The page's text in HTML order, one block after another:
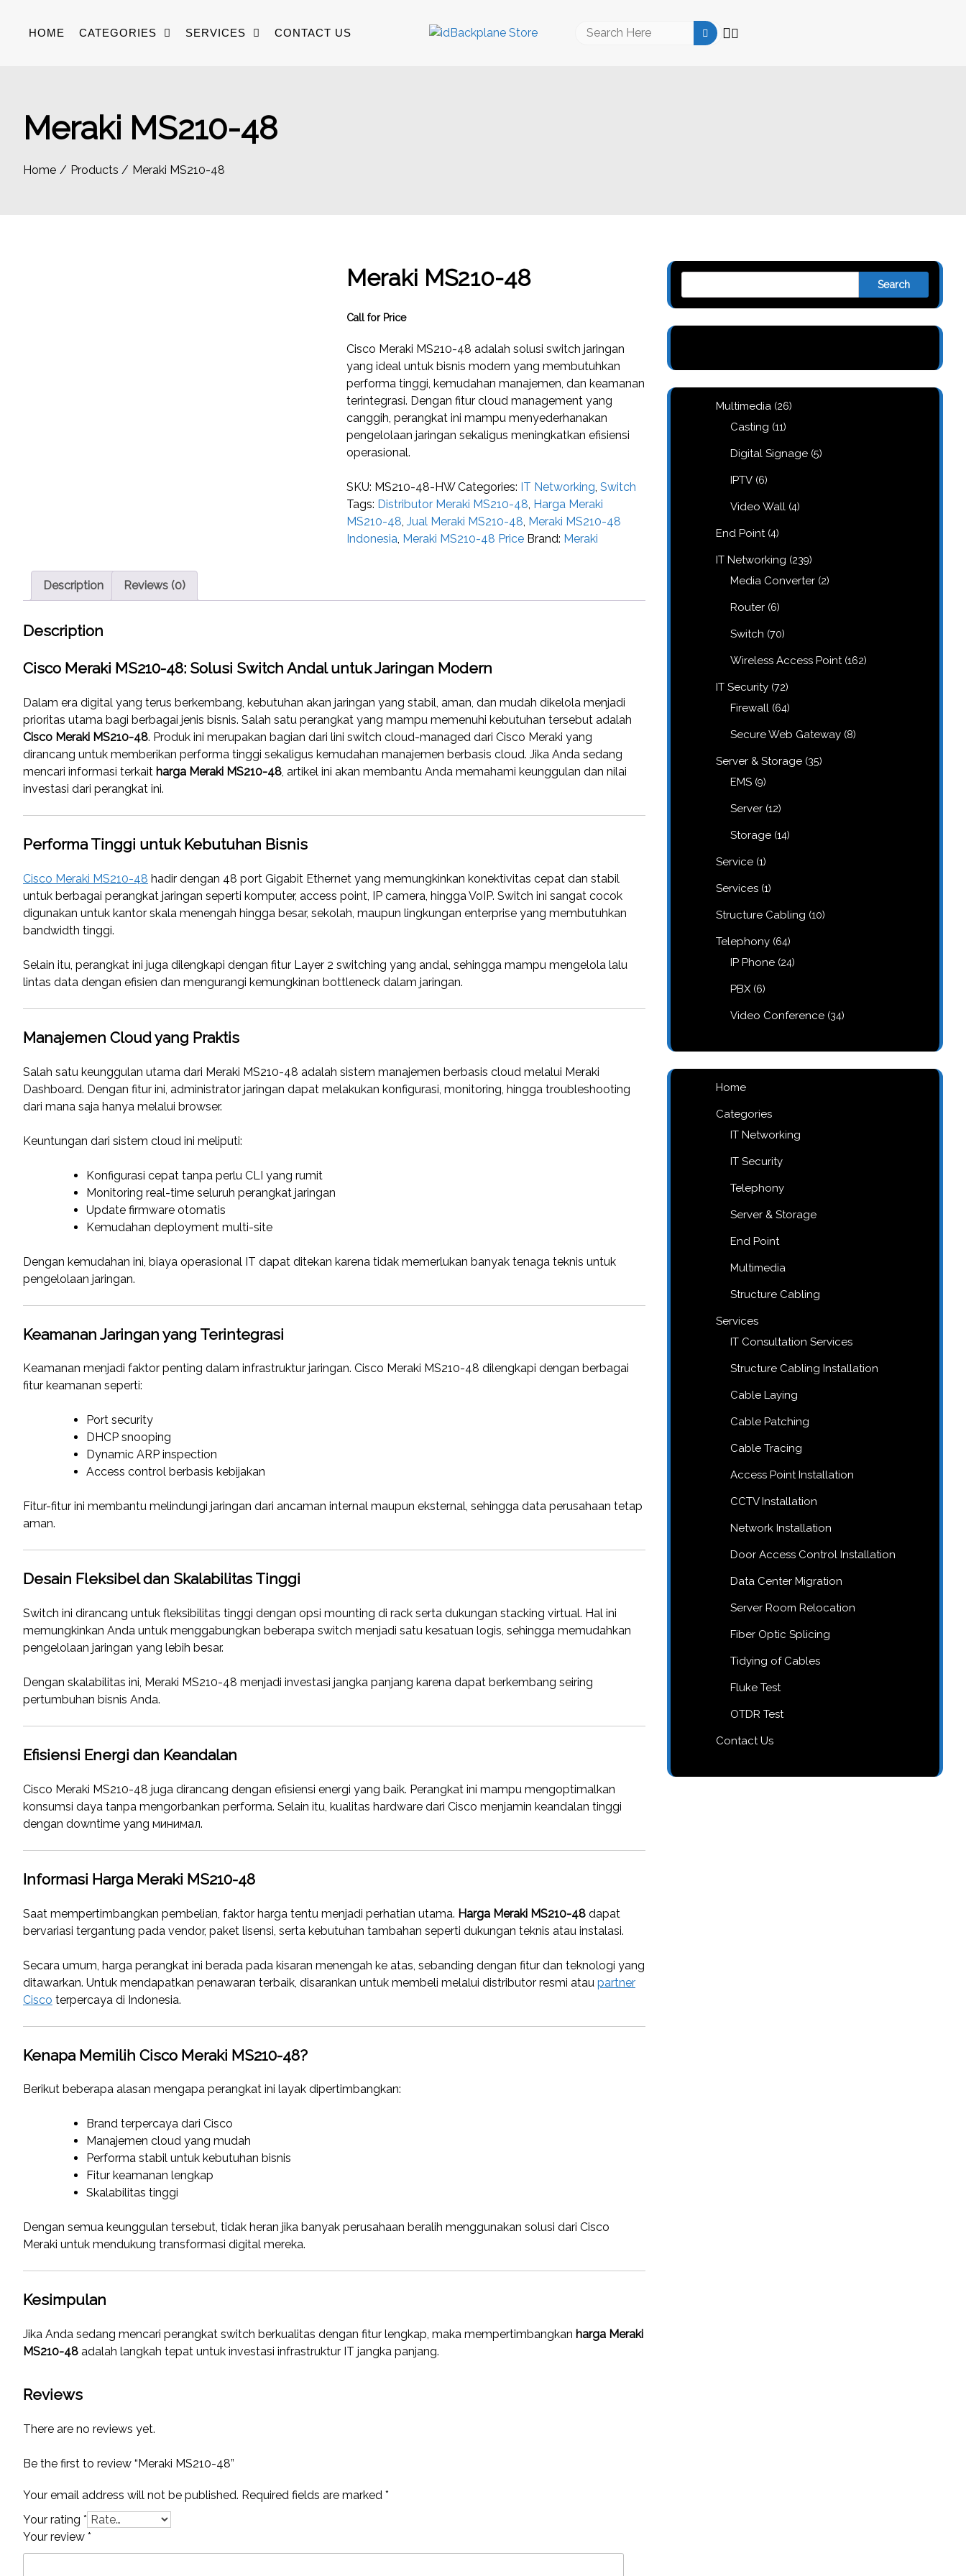
HOME CATEGORIES SERVICES CONTACT US
Search
Meraki MS210-48
Home Products Meraki MS210-48
Meraki MS210-48
Call for Price
Cisco Meraki MS210-48 adalah solusi switch jaringan
yang ideal untuk bisnis modern yang membutuhkan
performa tinggi, kemudahan manajemen, dan keamanan
terintegrasi. Dengan fitur cloud management yang
canggih, perangkat ini mampu menyederhanakan
pengelolaan jaringan sekaligus meningkatkan efisiensi
operasional.
SKU: MS210-48-HW Categories: IT Networking,Switch
Tags: Distributor Meraki MS210-48, Harga Meraki
MS210-48,Jual Meraki MS210-48, Meraki MS210-48
Indonesia, Meraki MS210-48 Price Brand: Meraki
Description Reviews (0)
Description
Cisco Meraki MS210-48: Solusi Switch Andal untuk Jaringan Modern
Dalam era digital yang terus berkembang, kebutuhan akan jaringan yang stabil, aman, dan mudah dikelola menjadi
prioritas utama bagi berbagai jenis bisnis. Salah satu perangkat yang mampu memenuhi kebutuhan tersebut adalah
Cisco Meraki MS210-48. Produk ini merupakan bagian dari lini switch cloud-managed dari Cisco Meraki yang
dirancang untuk memberikan performa tinggi sekaligus kemudahan manajemen berbasis cloud. Jika Anda sedang
mencari informasi terkait harga Meraki MS210-48, artikel ini akan membantu Anda memahami keunggulan dan nilai
investasi dari perangkat ini.
Performa Tinggi untuk Kebutuhan Bisnis
Cisco Meraki MS210-48 hadir dengan 48 port Gigabit Ethernet yang memungkinkan konektivitas cepat dan stabil
untuk berbagai perangkat jaringan seperti komputer, access point, IP camera, hingga VoIP. Switch ini sangat cocok
digunakan untuk kantor skala menengah hingga besar, sekolah, maupun lingkungan enterprise yang membutuhkan
bandwidth tinggi.
Selain itu, perangkat ini juga dilengkapi dengan fitur Layer 2 switching yang andal, sehingga mampu mengelola lalu
lintas data dengan efisien dan mengurangi kemungkinan bottleneck dalam jaringan.
Manajemen Cloud yang Praktis
Salah satu keunggulan utama dari Meraki MS210-48 adalah sistem manajemen berbasis cloud melalui Meraki
Dashboard. Dengan fitur ini, administrator jaringan dapat melakukan konfigurasi, monitoring, hingga troubleshooting
dari mana saja hanya melalui browser.
Keuntungan dari sistem cloud ini meliputi:
Konfigurasi cepat tanpa perlu CLI yang rumit
Monitoring real-time seluruh perangkat jaringan
Update firmware otomatis
Kemudahan deployment multi-site
Dengan kemudahan ini, biaya operasional IT dapat ditekan karena tidak memerlukan banyak tenaga teknis untuk
pengelolaan jaringan.
Keamanan Jaringan yang Terintegrasi
Keamanan menjadi faktor penting dalam infrastruktur jaringan. Cisco Meraki MS210-48 dilengkapi dengan berbagai
fitur keamanan seperti:
Port security
DHCP snooping
Dynamic ARP inspection
Access control berbasis kebijakan
Fitur-fitur ini membantu melindungi jaringan dari ancaman internal maupun eksternal, sehingga data perusahaan tetap
aman.
Desain Fleksibel dan Skalabilitas Tinggi
Switch ini dirancang untuk fleksibilitas tinggi dengan opsi mounting di rack serta dukungan stacking virtual. Hal ini
memungkinkan Anda untuk menggabungkan beberapa switch menjadi satu kesatuan logis, sehingga memudahkan
pengelolaan jaringan yang lebih besar.
Dengan skalabilitas ini, Meraki MS210-48 menjadi investasi jangka panjang karena dapat berkembang seiring
pertumbuhan bisnis Anda.
Efisiensi Energi dan Keandalan
Cisco Meraki MS210-48 juga dirancang dengan efisiensi energi yang baik. Perangkat ini mampu mengoptimalkan
konsumsi daya tanpa mengorbankan performa. Selain itu, kualitas hardware dari Cisco menjamin keandalan tinggi
dengan downtime yang минимал.
Informasi Harga Meraki MS210-48
Saat mempertimbangkan pembelian, faktor harga tentu menjadi perhatian utama. Harga Meraki MS210-48 dapat
bervariasi tergantung pada vendor, paket lisensi, serta kebutuhan tambahan seperti dukungan teknis atau instalasi.
Secara umum, harga perangkat ini berada pada kisaran menengah ke atas, sebanding dengan fitur dan teknologi yang
ditawarkan. Untuk mendapatkan penawaran terbaik, disarankan untuk membeli melalui distributor resmi atau partner
Cisco terpercaya di Indonesia.
Kenapa Memilih Cisco Meraki MS210-48?
Berikut beberapa alasan mengapa perangkat ini layak dipertimbangkan:
Brand terpercaya dari Cisco
Manajemen cloud yang mudah
Performa stabil untuk kebutuhan bisnis
Fitur keamanan lengkap
Skalabilitas tinggi
Dengan semua keunggulan tersebut, tidak heran jika banyak perusahaan beralih menggunakan solusi dari Cisco
Meraki untuk mendukung transformasi digital mereka.
Kesimpulan
Jika Anda sedang mencari perangkat switch berkualitas dengan fitur lengkap, maka mempertimbangkan harga Meraki
MS210-48 adalah langkah tepat untuk investasi infrastruktur IT jangka panjang.
Reviews
There are no reviews yet.
Be the first to review “Meraki MS210-48”
Your email address will not be published. Required fields are marked *
Your rating *
Your review *
Search
Multimedia 2626
Casting 1111
Digital Signage 55
IPTV 66
Video Wall 44
End Point 44
IT Networking 239239
Media Converter 22
Router 66
Switch 7070
Wireless Access Point 162162
IT Security 7272
Firewall 6464
Secure Web Gateway 88
Server & Storage 3535
EMS 99
Server 1212
Storage 1414
Service 11
Services 11
Structure Cabling 1010
Telephony 6464
IP Phone 2424
PBX 66
Video Conference 3434
Home
Categories
IT Networking
IT Security
Telephony
Server & Storage
End Point
Multimedia
Structure Cabling
Services
IT Consultation Services
Structure Cabling Installation
Cable Laying
Cable Patching
Cable Tracing
Access Point Installation
CCTV Installation
Network Installation
Door Access Control Installation
Data Center Migration
Server Room Relocation
Fiber Optic Splicing
Tidying of Cables
Fluke Test
OTDR Test
Contact Us